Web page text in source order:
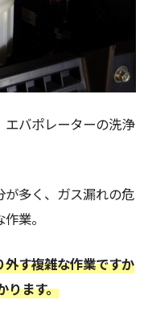
バポレーターの洗浄
が多く、ガス漏れの危
業。
す複雑な作業ですか
ります。